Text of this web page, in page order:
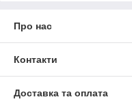
Про нас
Контакти
Доставка та оплата